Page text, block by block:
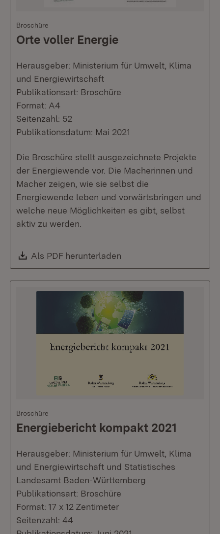
Broschüre
Orte voller Energie
Herausgeber: Ministerium für Umwelt, Klima
und Energiewirtschaft
Publikationsart: Broschüre
Format: A4
Seitenzahl: 52
Publikationsdatum: Mai 2021
Die Broschüre stellt ausgezeichnete Projekte
der Energiewende vor. Die Macherinnen und
Macher zeigen, wie sie selbst die
Energiewende leben und vorwärtsbringen und
welche neue Möglichkeiten es gibt, selbst
aktiv zu werden.
Download:
Als PDF herunterladen
Broschüre
Energiebericht kompakt 2021
Herausgeber: Ministerium für Umwelt, Klima
und Energiewirtschaft und Statistisches
Landesamt Baden-Württemberg
Publikationsart: Broschüre
Format: 17 x 12 Zentimeter
Seitenzahl: 44